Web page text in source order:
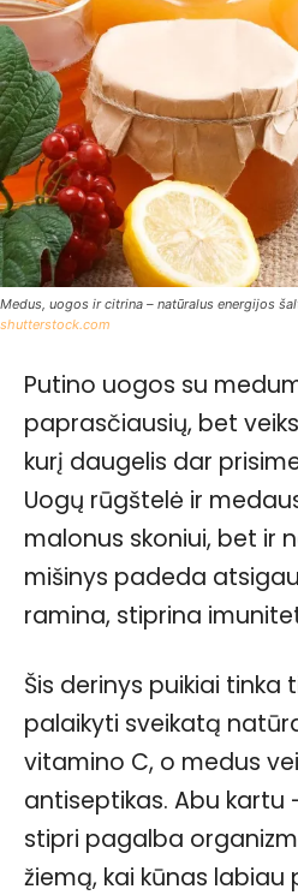
Medus, uogos ir citrina – natūralus energijos
shutterstock.com
Putino uogos su
paprasčiausių, bet
kurį daugelis dar
Uogų rūgštelė ir
malonus skoniui, bet ir
mišinys padeda
ramina, stiprina
Šis derinys puikiai tinka
palaikyti sveikatą
vitamino C, o medus
antiseptikas. Abu kartu
stipri pagalba
žiemą, kai kūnas labiau